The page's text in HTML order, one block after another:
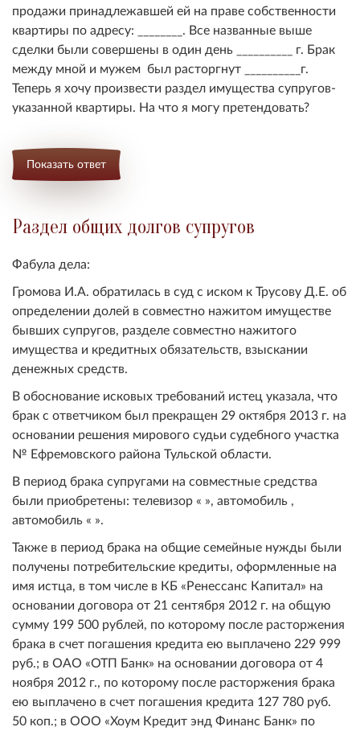
продажи принадлежавшей ей на праве собственности
квартиры по адресу: ________. Все названные выше
сделки были совершены в один день __________ г. Брак
между мной и мужем был расторгнут __________г.
Теперь я хочу произвести раздел имущества супругов-
указанной квартиры. На что я могу претендовать?
Показать ответ
Раздел общих долгов супругов
Фабула дела:
Громова И.А. обратилась в суд с иском к Трусову Д.Е. об
определении долей в совместно нажитом имуществе
бывших супругов, разделе совместно нажитого
имущества и кредитных обязательств, взыскании
денежных средств.
В обоснование исковых требований истец указала, что
брак с ответчиком был прекращен 29 октября 2013 г. на
основании решения мирового судьи судебного участка
№ Ефремовского района Тульской области.
В период брака супругами на совместные средства
были приобретены: телевизор « », автомобиль ,
автомобиль « ».
Также в период брака на общие семейные нужды были
получены потребительские кредиты, оформленные на
имя истца, в том числе в КБ «Ренессанс Капитал» на
основании договора от 21 сентября 2012 г. на общую
сумму 199 500 рублей, по которому после расторжения
брака в счет погашения кредита ею выплачено 229 999
руб.; в ОАО «ОТП Банк» на основании договора от 4
ноября 2012 г., по которому после расторжения брака
ею выплачено в счет погашения кредита 127 780 руб.
50 коп.; в ООО «Хоум Кредит энд Финанс Банк» по